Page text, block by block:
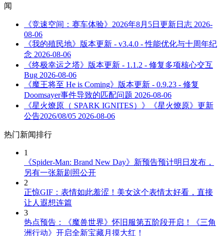
闻
《竞速空间：赛车体验》2026年8月5日更新日志 2026-
08-06
《我的殖民地》版本更新 - v3.4.0 - 性能优化与十周年纪
念 2026-08-06
《终极幸运之塔》版本更新 - 1.1.2 - 修复多项核心交互
Bug 2026-08-06
《魔王将至 He is Coming》版本更新 - 0.9.23 - 修复
Doomsayer事件导致的匹配问题 2026-08-06
《星火燎原（ SPARK IGNITES）》《星火燎原》更新
公告2026/08/05 2026-08-06
热门新闻排行
1
《Spider-Man: Brand New Day》新预告预计明日发布，
另有一张新剧照公开
2
正惊GIF：表情如此羞涩！美女这个表情太好看，直接
让人遐想连篇
3
热点预告：《魔兽世界》怀旧服第五阶段开启！《三角
洲行动》开启全新宝藏月摸大红！